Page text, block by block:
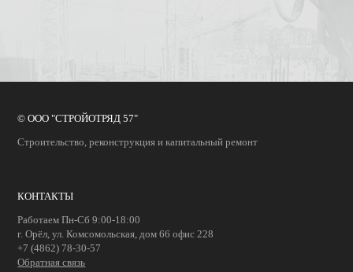
© ООО "СТРОЙОТРЯД 57"
Строительство, реконструкция и капитальный ремонт
КОНТАКТЫ
Работаем Пн-Сб 9:00-18:00
г. Орёл, ул. Комсомольская, дом 66 офис 228
+7 (4862) 78-30-57
Обратная связь